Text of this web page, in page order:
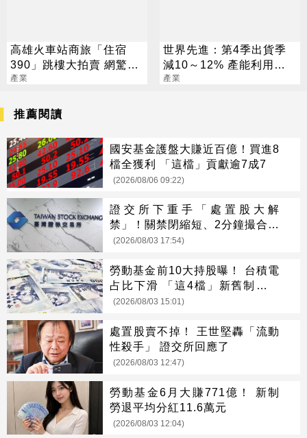
高雄火車站商旅「住宿
390」跳樓大拍賣 網驚：
觀光怎麼了
產業
世界先進：第4季出貨季
減10～12% 產能利用率
降至65%
產業
推薦閱讀
國安基金護盤大賺近百億！買進8
檔全獲利 「這檔」貢獻逾7成7
(2026/08/06 09:22)
證交所下重手「處置股大解
禁」！關禁閉縮短、2分鐘撮合震
撼上路
(2026/08/03 17:54)
勞動基金前10大持股曝！ 台積電
占比下滑 「這4檔」新舊制全上
榜
(2026/08/03 15:01)
處置股賣不掉！ 王世堅轟「流動
性殺手」 證交所回應了
(2026/08/03 12:47)
勞動基金6月大賺771億！ 新制
勞退平均分紅11.6萬元
(2026/08/03 12:04)